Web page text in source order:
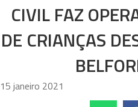
CIVIL FAZ
DE CRIANÇAS
15 janeiro 2021